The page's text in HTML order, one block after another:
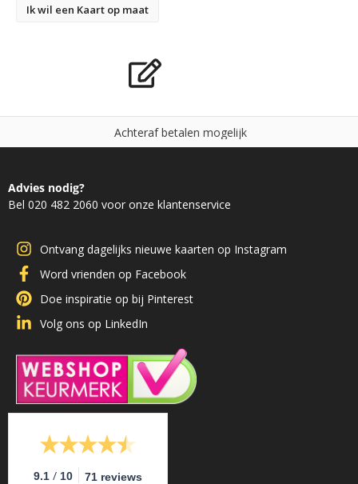
Ik wil een Kaart op maat
Achteraf betalen mogelijk
Advies nodig?
Bel 020 482 2060 voor onze klantenservice
Ontvang dagelijks nieuwe kaarten op Instagram
Word vrienden op Facebook
Doe inspiratie op bij Pinterest
Volg ons op LinkedIn
9.1 / 10 71 reviews